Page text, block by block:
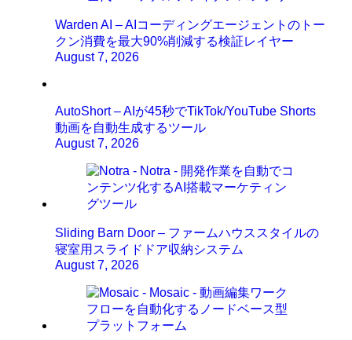
Warden AI – AIコーディングエージェントのトー
クン消費を最大90%削減する検証レイヤー
August 7, 2026
AutoShort – AIが45秒でTikTok/YouTube Shorts
動画を自動生成するツール
August 7, 2026
Sliding Barn Door – ファームハウススタイルの
寝室用スライドドア収納システム
August 7, 2026